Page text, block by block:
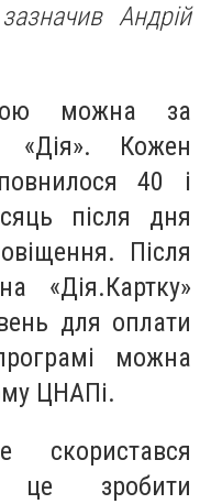
Андрій
можна за
«Дія». Кожен
40 і
після дня
Після
«Дія.Картку»
для оплати
можна
ЦНАПі.
це зробити